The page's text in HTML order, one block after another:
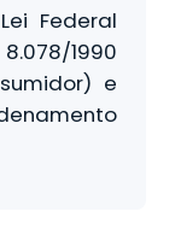
Federal
1990
e